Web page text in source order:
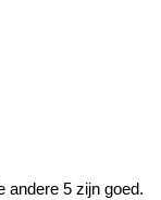
andere 5 zijn goed.